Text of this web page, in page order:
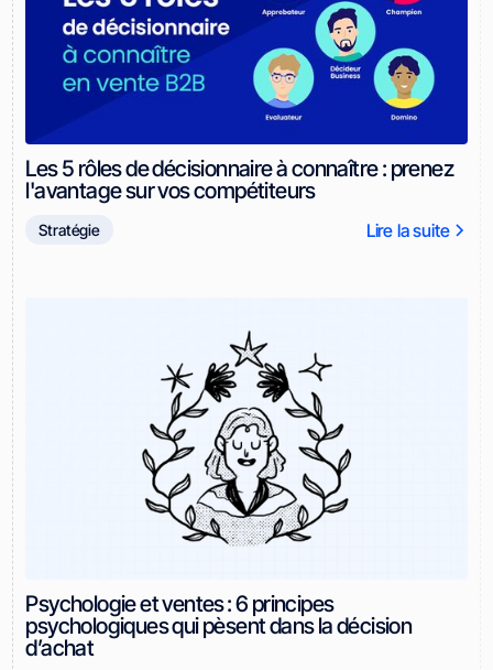
Les 5 rôles de décisionnaire à connaître : prenez
l'avantage sur vos compétiteurs
Stratégie Lire la suite
Psychologie et ventes : 6 principes
psychologiques qui pèsent dans la décision
d’achat